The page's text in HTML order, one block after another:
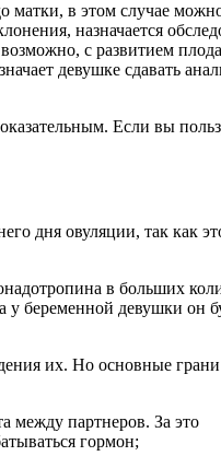
в этом случае
назначается
с развитием
девушке сдавать
Если вы
дня овуляции, так как
в больших
девушки он
их. Но основные
между партнеров. За это
гормон;